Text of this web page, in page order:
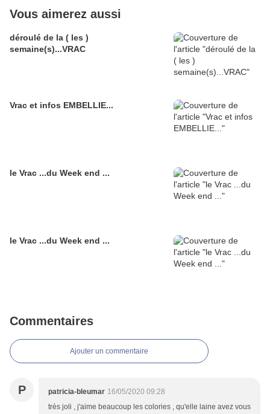
Vous aimerez aussi
déroulé de la ( les )
semaine(s)...VRAC
Vrac et infos EMBELLIE...
le Vrac ...du Week end ...
le Vrac ...du Week end ...
Commentaires
Ajouter un commentaire
P patricia-bleumar 16/05/2020 09:28
très joli , j'aime beaucoup les colories , qu'elle laine avez vous